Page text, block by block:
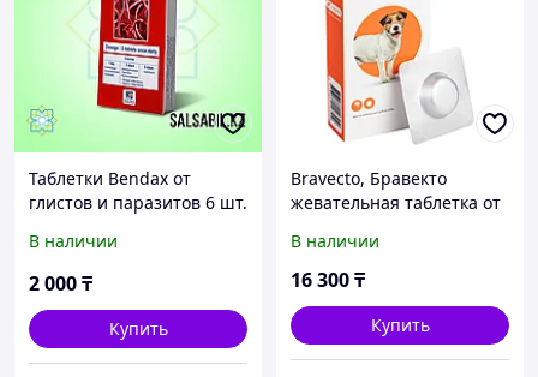
Таблетки Bendax от
глистов и паразитов 6 шт.
В наличии
2 000₸
Купить
Bravecto, Бравекто
жевательная таблетка от
весом 4,4-10кг., 250мг
В наличии
16 300₸
Купить